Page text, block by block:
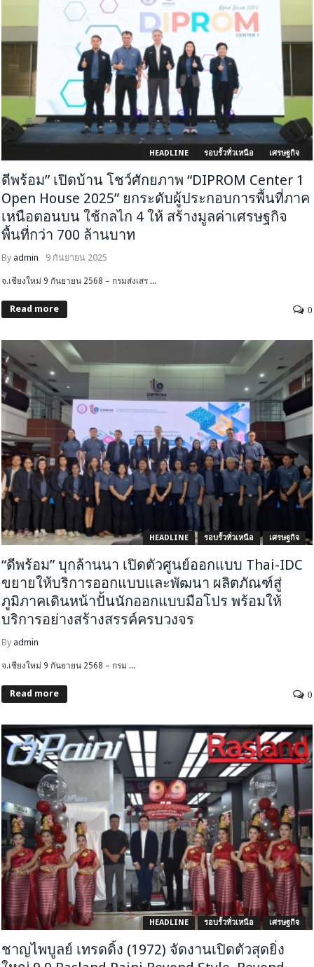
HEADLINE รอบรั้วทั่วเหนือ เศรษฐกิจ
ดีพร้อม” เปิดบ้าน โชว์ศักยภาพ “DIPROM Center 1
Open House 2025” ยกระดับผู้ประกอบการพื้นที่ภาค
เหนือตอนบน ใช้กลไก 4 ให้ สร้างมูลค่าเศรษฐกิจ
พื้นที่กว่า 700 ล้านบาท
By admin 9 กันยายน 2025
จ.เชียงใหม่ 9 กันยายน 2568 – กรมส่งเสร ...
Read more 0
HEADLINE รอบรั้วทั่วเหนือ เศรษฐกิจ
“ดีพร้อม” บุกล้านนา เปิดตัวศูนย์ออกแบบ Thai-IDC
ขยายให้บริการออกแบบและพัฒนา ผลิตภัณฑ์สู่
ภูมิภาคเดินหน้าปั้นนักออกแบบมือโปร พร้อมให้
บริการอย่างสร้างสรรค์ครบวงจร
By admin
จ.เชียงใหม่ 9 กันยายน 2568 – กรม ...
Read more 0
HEADLINE รอบรั้วทั่วเหนือ เศรษฐกิจ
ชาญไพบูลย์ เทรดดิ้ง (1972) จัดงานเปิดตัวสุดยิ่ง